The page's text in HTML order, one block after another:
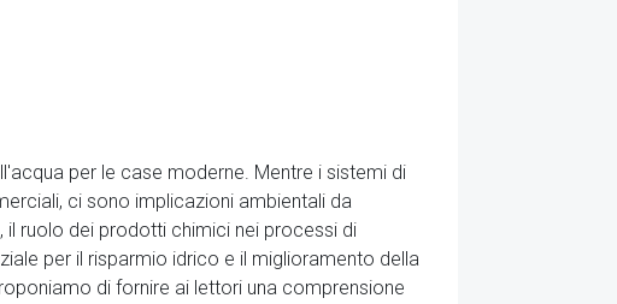
per le case moderne. Mentre i sistemi di
ci sono implicazioni ambientali da
ruolo dei prodotti chimici nei processi di
per il risparmio idrico e il miglioramento della
di fornire ai lettori una comprensione